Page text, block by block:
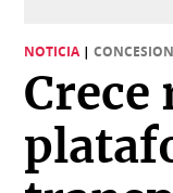
Política
Economía
Mundo
Vivir+
Opinión
NOTICIA |
Crece